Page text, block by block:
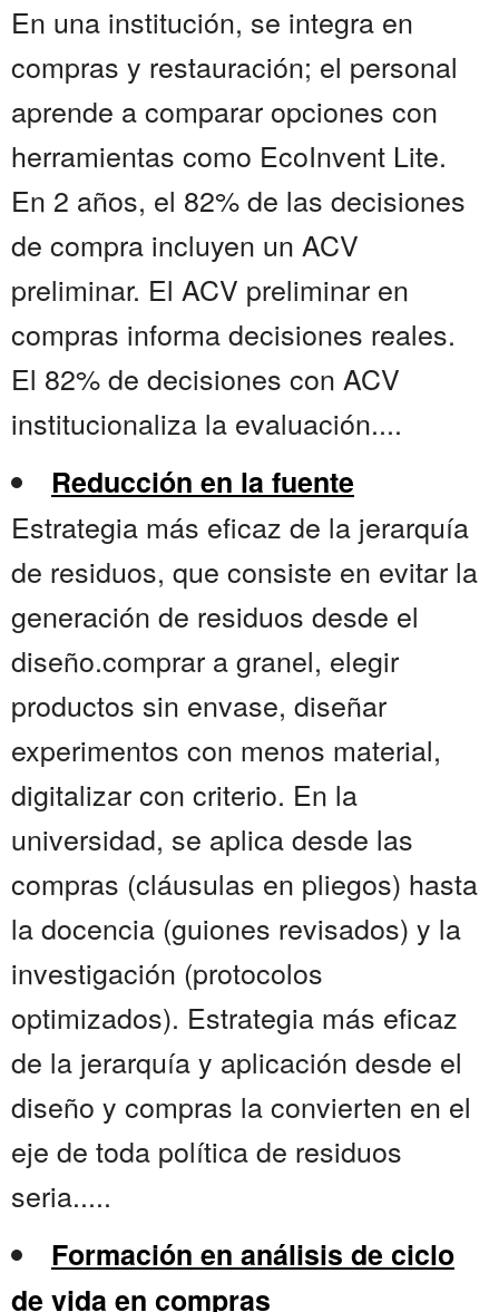
En una institución, se integra en
compras y restauración; el personal
aprende a comparar opciones con
herramientas como EcoInvent Lite.
En 2 años, el 82% de las decisiones
de compra incluyen un ACV
preliminar. El ACV preliminar en
compras informa decisiones reales.
El 82% de decisiones con ACV
institucionaliza la evaluación....
Reducción en la fuente
Estrategia más eficaz de la jerarquía
de residuos, que consiste en evitar la
generación de residuos desde el
diseño.comprar a granel, elegir
productos sin envase, diseñar
experimentos con menos material,
digitalizar con criterio. En la
universidad, se aplica desde las
compras (cláusulas en pliegos) hasta
la docencia (guiones revisados) y la
investigación (protocolos
optimizados). Estrategia más eficaz
de la jerarquía y aplicación desde el
diseño y compras la convierten en el
eje de toda política de residuos
seria.....
Formación en análisis de ciclo
de vida en compras